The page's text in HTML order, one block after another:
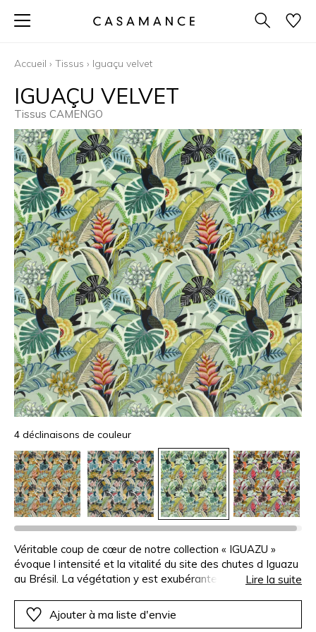
Accueil › Tissus › Iguaçu velvet
IGUAÇU VELVET
Tissus CAMENGO
4 déclinaisons de couleur
Véritable coup de cœur de notre collection « IGUAZU »
évoque l intensité et la vitalité du site des chutes d Iguazu
au Brésil. La végétation y est exubérante opulente
velours polyester voluptueux : sa souplesse est infinie et
son toucher d une douceur incomparable. A choisir pour un
Lire la suite
Ajouter à ma liste d'envie